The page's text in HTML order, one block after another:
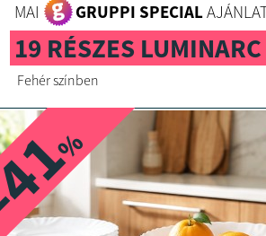
MAI GRUPPI SPECIAL
19 RÉSZES
Fehér színben
%